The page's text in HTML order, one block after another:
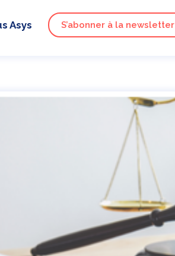
Asys S’abonner à la newsletter